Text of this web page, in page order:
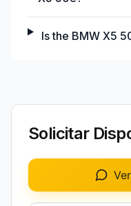
Is the BMW X5
Solicitar